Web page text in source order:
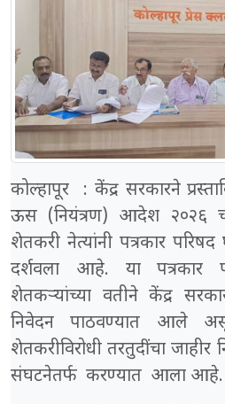
कोल्हापूर : केंद्र सरकारने
ऊस (नियंत्रण) आदेश २०२६
शेतकरी नेत्यांनी पत्रकार
दर्शवला आहे. या पत्रकार
शेतकऱ्यांच्या वतीने केंद्र
निवेदन पाठवण्यात आले
शेतकरीविरोधी तरतुदींचा
संघटनेतर्फ करण्यात आला आहे.